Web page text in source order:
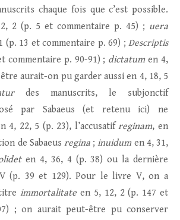
chaque fois que c’est possible.
2 (p. 5 et commentaire p. 45) ; uera
(p. 13 et commentaire p. 69) ; Descriptis
commentaire p. 90-91) ; dictatumen 4,
aurait-on pu garder aussi en 4, 18, 5
des manuscrits, le subjonctif
par Sabaeus (et retenu ici) ne
4, 22, 5 (p. 23), l’accusatifreginam, en
de Sabaeus regina ;inuidum en 4, 31,
en 4, 36, 4 (p. 38) ou la dernière
(p. 39 et 129). Pour le livre V, on a
titreimmortalitateen 5, 12, 2 (p. 147 et
; on aurait peut-être pu conserver